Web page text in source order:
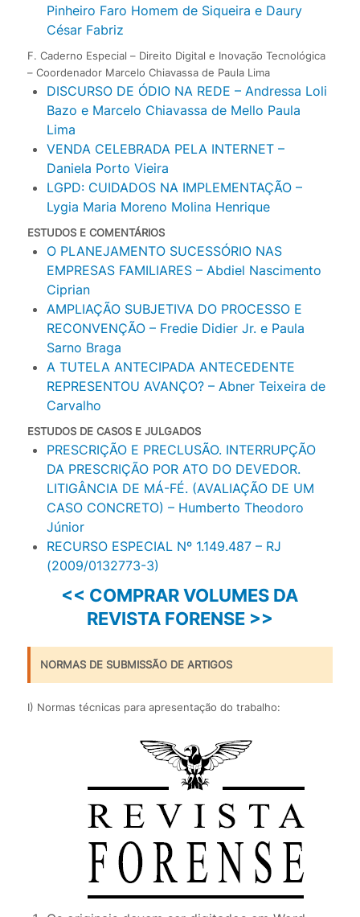
Pinheiro Faro Homem de Siqueira e Daury
César Fabriz
F. Caderno Especial – Direito Digital e Inovação Tecnológica
– Coordenador Marcelo Chiavassa de Paula Lima
DISCURSO DE ÓDIO NA REDE – Andressa Loli
Bazo e Marcelo Chiavassa de Mello Paula
Lima
VENDA CELEBRADA PELA INTERNET –
Daniela Porto Vieira
LGPD: CUIDADOS NA IMPLEMENTAÇÃO –
Lygia Maria Moreno Molina Henrique
ESTUDOS E COMENTÁRIOS
O PLANEJAMENTO SUCESSÓRIO NAS
EMPRESAS FAMILIARES – Abdiel Nascimento
Ciprian
AMPLIAÇÃO SUBJETIVA DO PROCESSO E
RECONVENÇÃO – Fredie Didier Jr. e Paula
Sarno Braga
A TUTELA ANTECIPADA ANTECEDENTE
REPRESENTOU AVANÇO? – Abner Teixeira de
Carvalho
ESTUDOS DE CASOS E JULGADOS
PRESCRIÇÃO E PRECLUSÃO. INTERRUPÇÃO
DA PRESCRIÇÃO POR ATO DO DEVEDOR.
LITIGÂNCIA DE MÁ-FÉ. (AVALIAÇÃO DE UM
CASO CONCRETO) – Humberto Theodoro
Júnior
RECURSO ESPECIAL Nº 1.149.487 – RJ
(2009/0132773-3)
<< COMPRAR VOLUMES DA
REVISTA FORENSE >>
NORMAS DE SUBMISSÃO DE ARTIGOS
I) Normas técnicas para apresentação do trabalho: